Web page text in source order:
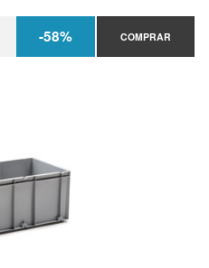
-58% COMPRAR